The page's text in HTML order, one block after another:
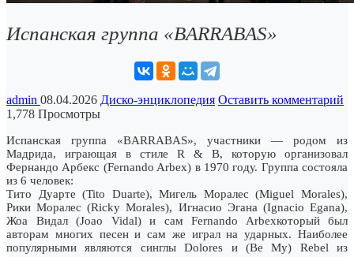
Испанская группа «BARRABAS»
admin 08.04.2026 Диско-энциклопедия Оставить комментарий
1,778 Просмотры
Испанская группа «BARRABAS», участники — родом из
Мадрида, играющая в стиле R & B, которую организовал
Фернандо Арбекс (Fernando Arbex) в 1970 году. Группа состояла
из 6 человек:
Тито Дуарте (Tito Duarte), Мигель Моралес (Miguel Morales),
Рики Моралес (Ricky Morales), Игнасио Эгана (Ignacio Egana),
Жоа Видал (Joao Vidal) и сам Fernando Arbexкоторый был
авторам многих песен и сам же играл на ударных. Наиболее
популярными являются синглы Dolores и (Be My) Rebel из